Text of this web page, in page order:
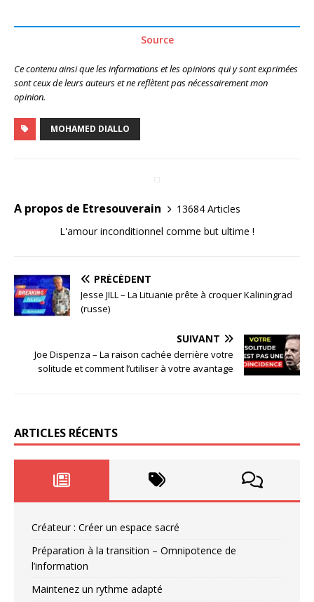
Source
Ce contenu ainsi que les informations et les opinions qui y sont exprimées
sont ceux de leurs auteurs et ne reflètent pas nécessairement mon
opinion.
MOHAMED DIALLO
A propos de Etresouverain
13684 Articles
L'amour inconditionnel comme but ultime !
PRÉCÉDENT
Jesse JILL – La Lituanie prête à croquer Kaliningrad
(russe)
SUIVANT
Joe Dispenza – La raison cachée derrière votre
solitude et comment l’utiliser à votre avantage
ARTICLES RÉCENTS
Créateur : Créer un espace sacré
Préparation à la transition – Omnipotence de
l’information
Maintenez un rythme adapté